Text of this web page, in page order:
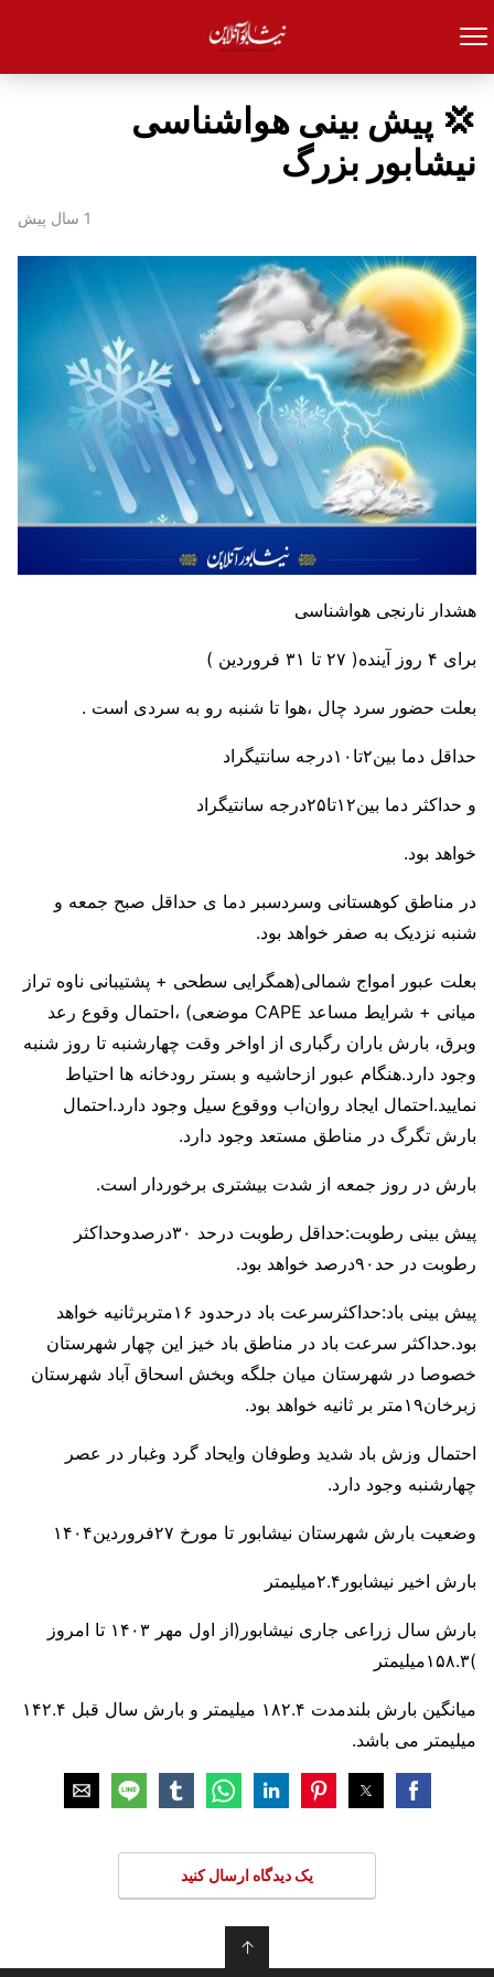
💢 پیش بینی هواشناسی
نیشابور بزرگ
1 سال پیش
هشدار نارنجی هواشناسی
برای ۴ روز آینده( ۲۷ تا ۳۱ فروردین )
بعلت حضور سرد چال ،هوا تا شنبه رو به سردی است .
حداقل دما بین۲تا۱۰درجه سانتیگراد
و حداکثر دما بین۱۲تا۲۵درجه سانتیگراد
خواهد بود.
در مناطق کوهستانی وسردسبر دما ی حداقل صبح جمعه و
شنبه نزدیک به صفر خواهد بود.
بعلت عبور امواج شمالی(همگرایی سطحی + پشتیبانی ناوه تراز
میانی + شرایط مساعد CAPE موضعی) ،احتمال وقوع رعد
وبرق، بارش باران رگباری از اواخر وقت چهارشنبه تا روز شنبه
وجود دارد.هنگام عبور ازحاشیه و بستر رودخانه ها احتیاط
نمایید.احتمال ایجاد روان‌اب ووقوع سیل وجود دارد.احتمال
بارش تگرگ در مناطق مستعد وجود دارد.
بارش در روز جمعه از شدت بیشتری برخوردار است.
پیش بینی رطوبت:حداقل رطوبت درحد ۳۰درصدوحداکثر
رطوبت در حد۹۰درصد خواهد بود.
پیش بینی باد:حداکثرسرعت باد درحدود ۱۶متربرثانیه خواهد
بود.حداکثر سرعت باد در مناطق باد خیز این چهار شهرستان
خصوصا در شهرستان میان جلگه وبخش اسحاق آباد شهرستان
زبرخان۱۹متر بر ثانیه خواهد بود.
احتمال وزش باد شدید وطوفان وایحاد گرد وغبار در عصر
چهارشنبه وجود دارد.
وضعیت بارش شهرستان نیشابور تا مورخ ۲۷فروردین۱۴۰۴
بارش اخیر نیشابور۲.۴میلیمتر
بارش سال زراعی جاری نیشابور(از اول مهر ۱۴۰۳ تا امروز
)۱۵۸.۳میلیمتر
میانگین بارش بلندمدت ۱۸۲.۴ میلیمتر و بارش سال قبل ۱۴۲.۴
میلیمتر می باشد.
یک دیدگاه ارسال کنید
↑